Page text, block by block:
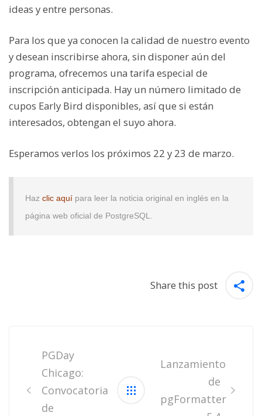
ideas y entre personas.
Para los que ya conocen la calidad de nuestro evento
y desean inscribirse ahora, sin disponer aún del
programa, ofrecemos una tarifa especial de
inscripción anticipada. Hay un número limitado de
cupos Early Bird disponibles, así que si están
interesados, obtengan el suyo ahora.
Esperamos verlos los próximos 22 y 23 de marzo.
Haz clic aquí para leer la noticia original en inglés en la
página web oficial de PostgreSQL.
Share this post
navigation
PGDay
Chicago:
Convocatoria
de
Lanzamiento
de
pgFormatter